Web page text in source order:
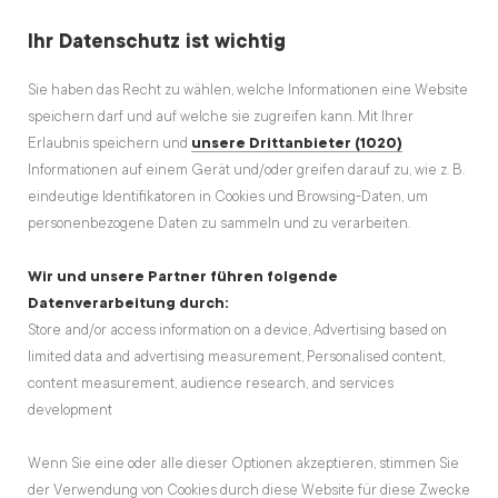
Feinkost
Ihr Datenschutz ist wichtig
Sie haben das Recht zu wählen, welche Informationen eine Website
speichern darf und auf welche sie zugreifen kann. Mit Ihrer
Erlaubnis speichern und unsere Drittanbieter (1020)
Informationen auf einem Gerät und/oder greifen darauf zu, wie z. B.
eindeutige Identifikatoren in Cookies und Browsing-Daten, um
personenbezogene Daten zu sammeln und zu verarbeiten.
Wir und unsere Partner führen folgende
Datenverarbeitung durch:
Store and/or access information on a device, Advertising based on
limited data and advertising measurement, Personalised content,
content measurement, audience research, and services
development
Wenn Sie eine oder alle dieser Optionen akzeptieren, stimmen Sie
der Verwendung von Cookies durch diese Website für diese Zwecke